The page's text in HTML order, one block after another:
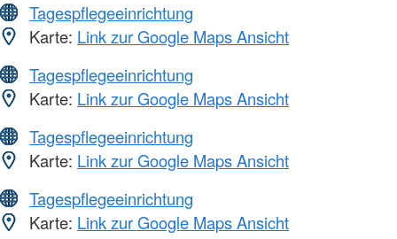
Tagespflegeeinrichtung
Karte: Link zur Google Maps Ansicht
Tagespflegeeinrichtung
Karte: Link zur Google Maps Ansicht
Tagespflegeeinrichtung
Karte: Link zur Google Maps Ansicht
Tagespflegeeinrichtung
Karte: Link zur Google Maps Ansicht